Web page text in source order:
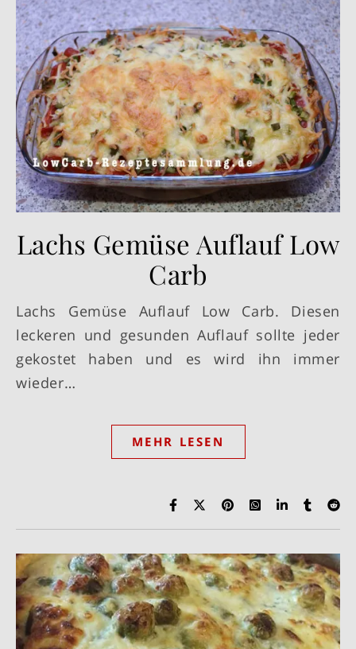
Lachs Gemüse Auflauf Low
Carb
Lachs Gemüse Auflauf Low Carb. Diesen
leckeren und gesunden Auflauf sollte jeder
gekostet haben und es wird ihn immer
wieder…
MEHR LESEN